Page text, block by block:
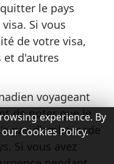
le pays
Si vous
de votre visa,
et d'autres
voyageant
de noter que le
pas d'ambassade
Si vous avez
experience. By
Cookies Policy.